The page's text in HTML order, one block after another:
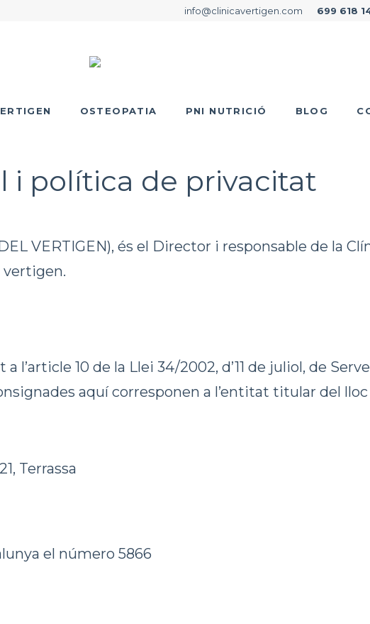
info@clinicavertigen.com 699 618
OSTEOPATIA PNI NUTRICIÓ BLOG
i política de privacitat
VERTIGEN), és el Director i responsable de la
vertigen.
10 de la Llei 34/2002, d’11 de juliol, de
aquí corresponen a l’entitat titular del
Terrassa
el número 5866